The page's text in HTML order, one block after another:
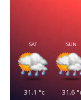
SAT
31.1 °c
SUN
31.6